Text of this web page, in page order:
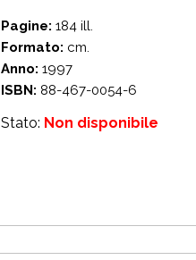
Pagine: 184 ill.
Formato: cm.
Anno: 1997
ISBN: 88-467-0054-6
Stato: Non disponibile